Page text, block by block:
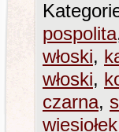
pospolita
włoski,
włoski,
czarna,